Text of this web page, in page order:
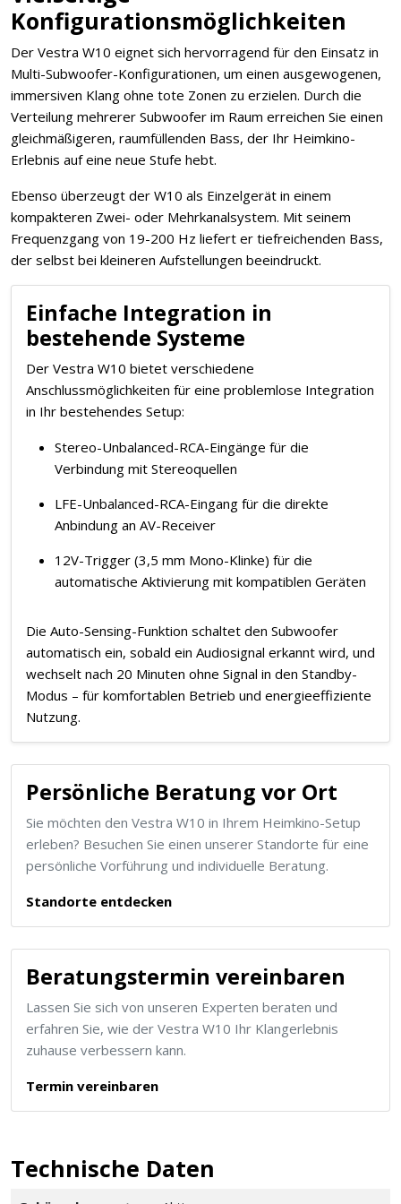
Konfigurationsmöglichkeiten
Der Vestra W10 eignet sich hervorragend für den Einsatz in
Multi-Subwoofer-Konfigurationen, um einen ausgewogenen,
immersiven Klang ohne tote Zonen zu erzielen. Durch die
Verteilung mehrerer Subwoofer im Raum erreichen Sie einen
gleichmäßigeren, raumfüllenden Bass, der Ihr Heimkino-
Erlebnis auf eine neue Stufe hebt.
Ebenso überzeugt der W10 als Einzelgerät in einem
kompakteren Zwei- oder Mehrkanalsystem. Mit seinem
Frequenzgang von 19-200 Hz liefert er tiefreichenden Bass,
der selbst bei kleineren Aufstellungen beeindruckt.
Einfache Integration in
bestehende Systeme
Der Vestra W10 bietet verschiedene
Anschlussmöglichkeiten für eine problemlose Integration
in Ihr bestehendes Setup:
Stereo-Unbalanced-RCA-Eingänge für die
Verbindung mit Stereoquellen
LFE-Unbalanced-RCA-Eingang für die direkte
Anbindung an AV-Receiver
12V-Trigger (3,5 mm Mono-Klinke) für die
automatische Aktivierung mit kompatiblen Geräten
Die Auto-Sensing-Funktion schaltet den Subwoofer
automatisch ein, sobald ein Audiosignal erkannt wird, und
wechselt nach 20 Minuten ohne Signal in den Standby-
Modus – für komfortablen Betrieb und energieeffiziente
Nutzung.
Persönliche Beratung vor Ort
Sie möchten den Vestra W10 in Ihrem Heimkino-Setup
erleben? Besuchen Sie einen unserer Standorte für eine
persönliche Vorführung und individuelle Beratung.
Standorte entdecken
Beratungstermin vereinbaren
Lassen Sie sich von unseren Experten beraten und
erfahren Sie, wie der Vestra W10 Ihr Klangerlebnis
zuhause verbessern kann.
Termin vereinbaren
Technische Daten